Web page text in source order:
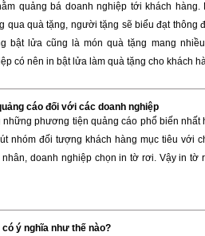
quảng bá doanh nghiệp tới khách hàng.
qua quà tặng, người tặng sẽ biểu đạt thông
bật lửa cũng là món quà tặng mang
có nên in bật lửa làm quà tặng cho khách
cáo đối với các doanh nghiệp
phương tiện quảng cáo phổ biến nhất
nhóm đối tượng khách hàng mục tiêu với
doanh nghiệp chọn in tờ rơi. Vậy in tờ
ý nghĩa như thế nào?